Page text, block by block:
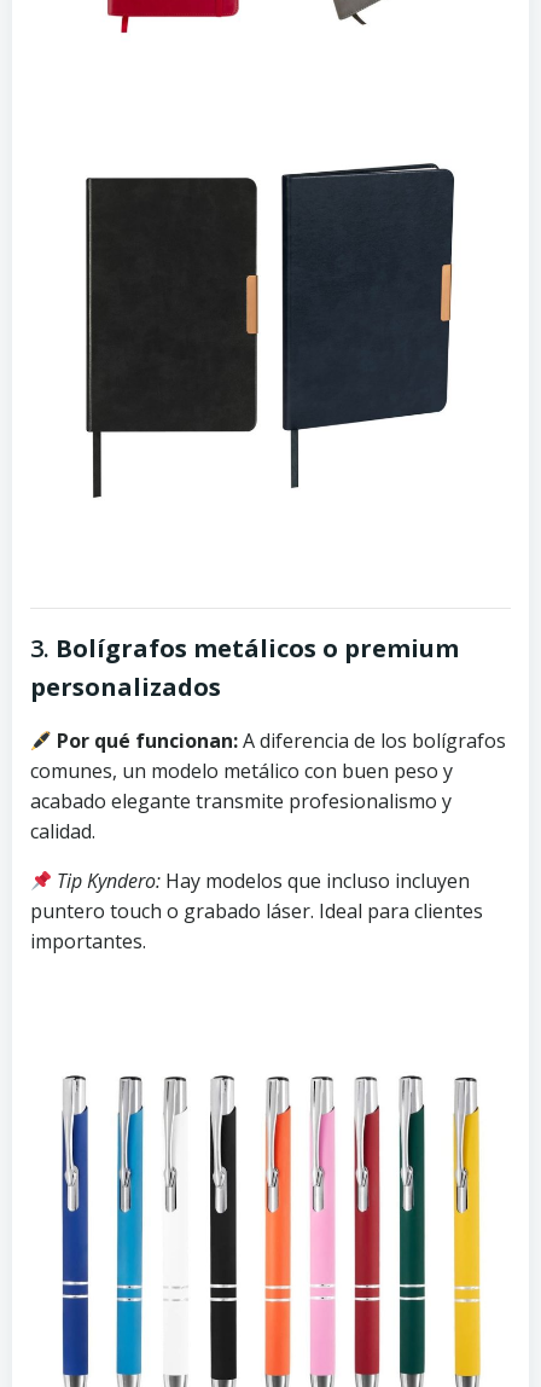
3. Bolígrafos metálicos o premium
personalizados
Por qué funcionan:A diferencia de los bolígrafos
comunes, un modelo metálico con buen peso y
acabado elegante transmite profesionalismo y
calidad.
Tip Kyndero: Hay modelos que incluso incluyen
puntero touch o grabado láser. Ideal para clientes
importantes.